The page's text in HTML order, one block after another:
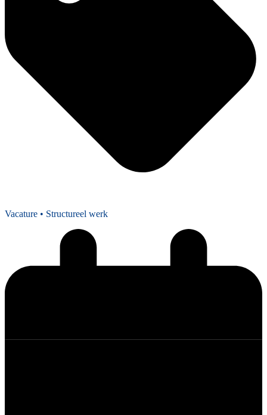
Vacature • Structureel werk